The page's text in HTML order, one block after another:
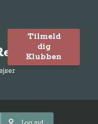
Log ind
Tilmeld
dig
Klubben
2026